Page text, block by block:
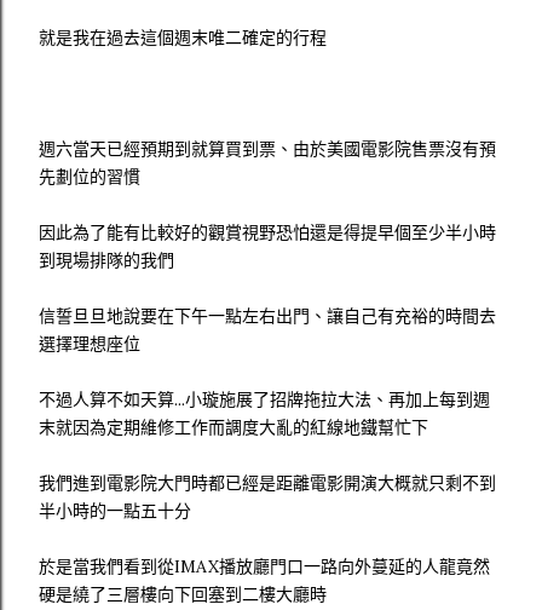
就是我在過去這個週末唯二確定的行程
週六當天已經預期到就算買到票、由於美國電影院售票沒有預
先劃位的習慣
因此為了能有比較好的觀賞視野恐怕還是得提早個至少半小時
到現場排隊的我們
信誓旦旦地說要在下午一點左右出門、讓自己有充裕的時間去
選擇理想座位
不過人算不如天算...小璇施展了招牌拖拉大法、再加上每到週
末就因為定期維修工作而調度大亂的紅線地鐵幫忙下
我們進到電影院大門時都已經是距離電影開演大概就只剩不到
半小時的一點五十分
於是當我們看到從IMAX播放廳門口一路向外蔓延的人龍竟然
硬是繞了三層樓向下回塞到二樓大廳時